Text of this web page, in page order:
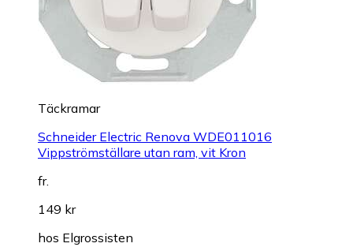
Täckramar
Schneider Electric Renova WDE011016
Vippströmställare utan ram, vit Kron
fr.
149 kr
hos Elgrossisten